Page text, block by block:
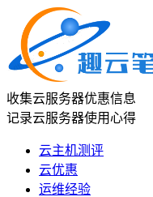
收集云服务器优惠信息
记录云服务器使用心得
云主机测评
云优惠
运维经验